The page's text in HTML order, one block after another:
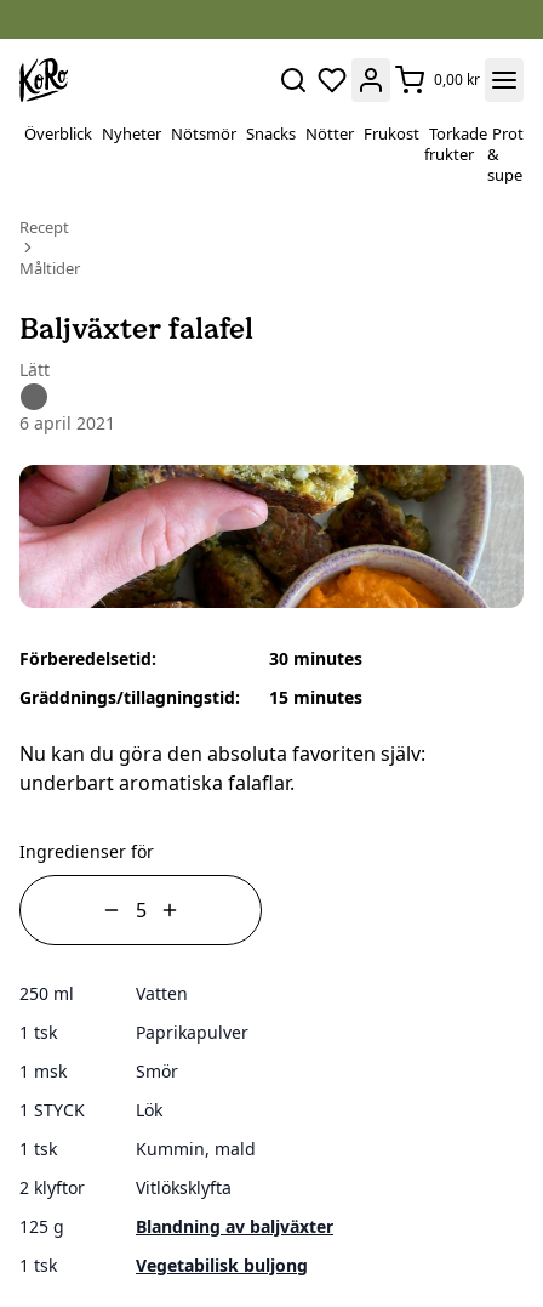
0,00 kr
Överblick Nyheter Nötsmör Snacks Nötter Frukost Torkade
frukter
&
Recept
Måltider
Baljväxter falafel
Lätt
6 april 2021
Förberedelsetid:
Gräddnings/tillagningstid:
30 minutes
15 minutes
Nu kan du göra den absoluta favoriten själv:
underbart aromatiska falaflar.
Ingredienser för
250 ml
Vatten
1 tsk
Paprikapulver
1 msk
Smör
1 STYCK
Lök
1 tsk
Kummin, mald
2 klyftor
Vitlöksklyfta
125 g
Blandning av baljväxter
1 tsk
Vegetabilisk buljong